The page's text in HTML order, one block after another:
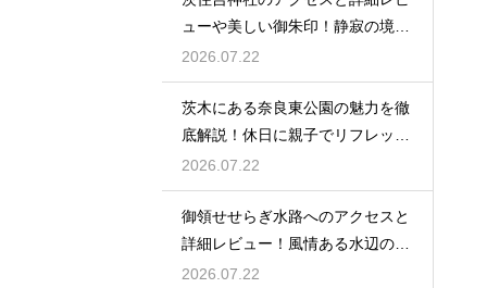
ューや美しい御朱印！静寂の境内
へ
2026.07.22
茨木にある奈良東公園の魅力を徹
底解説！休日に親子でリフレッシ
ュ
2026.07.22
御領せせらぎ水路へのアクセスと
詳細レビュー！風情ある水辺の散
策を
2026.07.22